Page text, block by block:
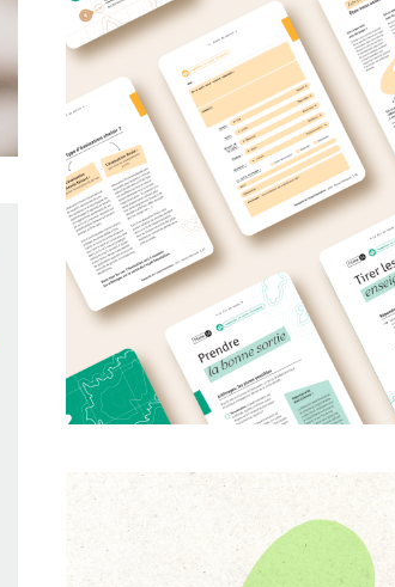
EDITION
Un topoguide